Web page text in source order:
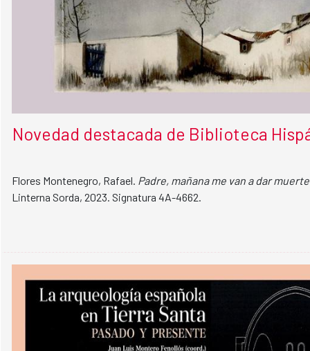
Novedad destacada de Biblioteca
Flores Montenegro, Rafael. Padre, mañana me van a dar muerte
Linterna Sorda, 2023. Signatura 4A-4662.